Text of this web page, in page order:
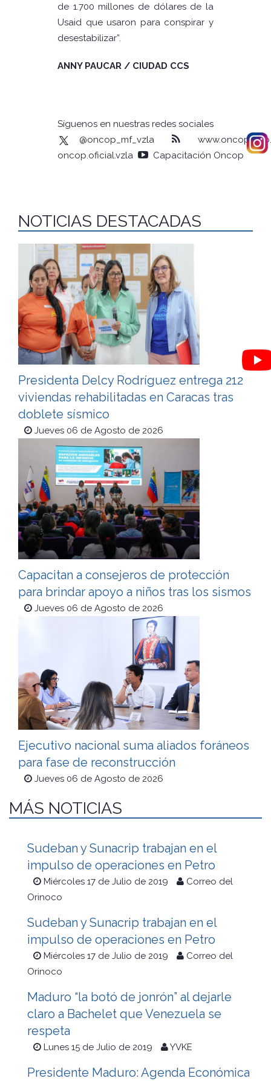
de 1.700 millones de dólares de la
Usaid que usaron para conspirar y
desestabilizar”.
ANNY PAUCAR / CIUDAD CCS
Síguenos en nuestras redes sociales
@oncop_mf_vzla
oncop.oficial.vzla
Capacitación Oncop
NOTICIAS DESTACADAS
Presidenta Delcy Rodríguez entrega 212
viviendas rehabilitadas en Caracas tras
doblete sísmico
Jueves 06 de Agosto de 2026
Capacitan a consejeros de protección
para brindar apoyo a niños tras los sismos
Jueves 06 de Agosto de 2026
Ejecutivo nacional suma aliados foráneos
para fase de reconstrucción
Jueves 06 de Agosto de 2026
MÁS NOTICIAS
Sudeban y Sunacrip trabajan en el
impulso de operaciones en Petro
Miércoles 17 de Julio de 2019
Correo del
Orinoco
Sudeban y Sunacrip trabajan en el
impulso de operaciones en Petro
Miércoles 17 de Julio de 2019
Correo del
Orinoco
Maduro “la botó de jonrón” al dejarle
claro a Bachelet que Venezuela se
respeta
Lunes 15 de Julio de 2019 YVKE
Presidente Maduro: Agenda Económica